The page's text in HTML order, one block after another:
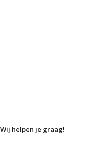
Wij helpen je graag!